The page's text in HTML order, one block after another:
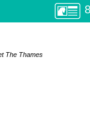
The Thames